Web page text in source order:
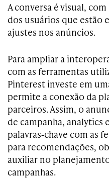
A conversa é visual,
dos usuários que estão
ajustes nos anúncios.
Para ampliar a
com as ferramentas
Pinterest investe em
permite a conexão da
parceiros. Assim, o
de campanha, analytics
palavras‑chave com as
para recomendações,
auxiliar no
campanhas.